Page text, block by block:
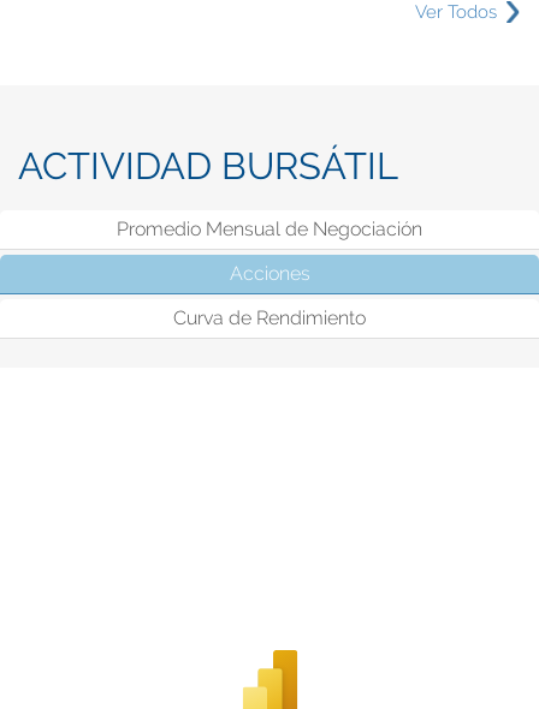
Ver Todos
ACTIVIDAD BURSÁTIL
Promedio Mensual de Negociación
Acciones
Curva de Rendimiento